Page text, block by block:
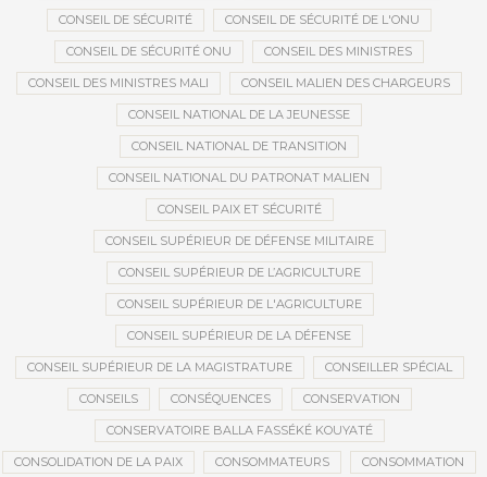
CONSEIL DE SÉCURITÉ CONSEIL DE SÉCURITÉ DE L'ONU
CONSEIL DE SÉCURITÉ ONU CONSEIL DES MINISTRES
CONSEIL DES MINISTRES MALI CONSEIL MALIEN DES CHARGEURS
CONSEIL NATIONAL DE LA JEUNESSE
CONSEIL NATIONAL DE TRANSITION
CONSEIL NATIONAL DU PATRONAT MALIEN
CONSEIL PAIX ET SÉCURITÉ
CONSEIL SUPÉRIEUR DE DÉFENSE MILITAIRE
CONSEIL SUPÉRIEUR DE L’AGRICULTURE
CONSEIL SUPÉRIEUR DE L'AGRICULTURE
CONSEIL SUPÉRIEUR DE LA DÉFENSE
CONSEIL SUPÉRIEUR DE LA MAGISTRATURE CONSEILLER SPÉCIAL
CONSEILS CONSÉQUENCES CONSERVATION
CONSERVATOIRE BALLA FASSÉKÉ KOUYATÉ
CONSOLIDATION DE LA PAIX CONSOMMATEURS CONSOMMATION